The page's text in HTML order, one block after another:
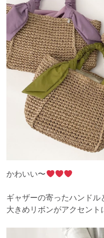
かわいい〜
ギャザーの寄ったハンドル
大きめリボンがアクセント